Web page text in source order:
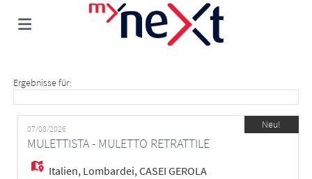
Stellen
Lebenslauf
Ergebnisse für:
07/08/2026
MULETTISTA - MULETTO RETRATTILE
Italien, Lombardei,CASEI GEROLA
Neu!